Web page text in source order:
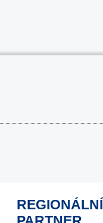
REGIONÁLNÍ